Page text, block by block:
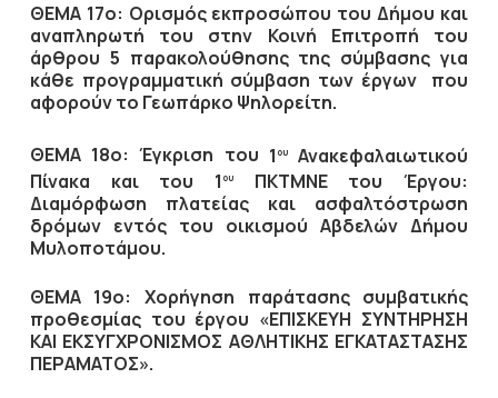
ΘΕΜΑ 17ο: Ορισμός εκπροσώπου του Δήμου και
αναπληρωτή του στην Κοινή Επιτροπή του
άρθρου 5 παρακολούθησης της σύμβασης για
κάθε προγραμματική σύμβαση των έργων που
αφορούν το Γεωπάρκο Ψηλορείτη.
ΘΕΜΑ 18ο: Έγκριση του 1 ουΑνακεφαλαιωτικού
Πίνακα και του 1 ου ΠΚΤΜΝΕ του Έργου:
Διαμόρφωση πλατείας και ασφαλτόστρωση
δρόμων εντός του οικισμού Αβδελών Δήμου
Μυλοποτάμου.
ΘΕΜΑ 19ο: Χορήγηση παράτασης συμβατικής
προθεσμίας του έργου «ΕΠΙΣΚΕΥΗ ΣΥΝΤΗΡΗΣΗ
ΚΑΙ ΕΚΣΥΓΧΡΟΝΙΣΜΟΣ ΑΘΛΗΤΙΚΗΣ ΕΓΚΑΤΑΣΤΑΣΗΣ
ΠΕΡΑΜΑΤΟΣ».